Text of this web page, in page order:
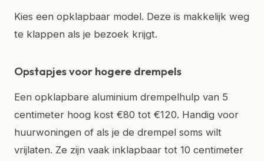
Kies een opklapbaar model. Deze is makkelijk weg
te klappen als je bezoek krijgt.
Opstapjes voor hogere drempels
Een opklapbare aluminium drempelhulp van 5
centimeter hoog kost €80 tot €120. Handig voor
huurwoningen of als je de drempel soms wilt
vrijlaten. Ze zijn vaak inklapbaar tot 10 centimeter